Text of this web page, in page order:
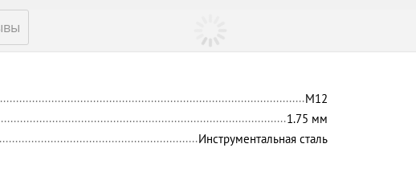
М12
1.75 мм
Инструментальная сталь